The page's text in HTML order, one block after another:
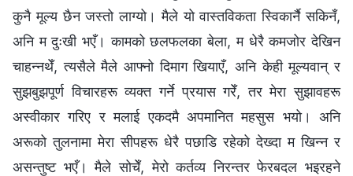
कुनै मूल्य छैन जस्तो लाग्यो। मैले यो वास्तविकता स्विकार्नै सकिनँ,
अनि म दुःखी भएँ। कामको छलफलका बेला, म धेरै कमजोर देखिन
चाहन्नथेँ, त्यसैले मैले आफ्नो दिमाग खियाएँ, अनि केही मूल्यवान् र
सुझबुझपूर्ण विचारहरू व्यक्त गर्ने प्रयास गरेँ, तर मेरा सुझावहरू
अस्वीकार गरिए र मलाई एकदमै अपमानित महसुस भयो। अनि
अरूको तुलनामा मेरा सीपहरू धेरै पछाडि रहेको देख्दा म खिन्न र
असन्तुष्ट भएँ। मैले सोचेँ, मेरो कर्तव्य निरन्तर फेरबदल भइरहने